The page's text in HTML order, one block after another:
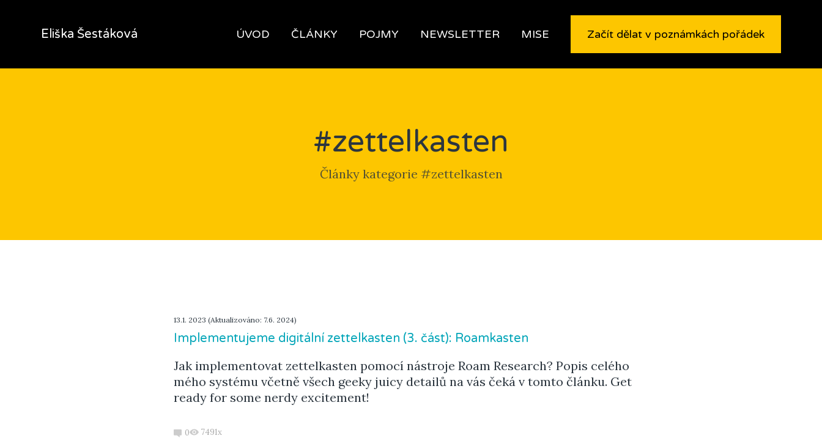
Eliška Šestáková ÚVOD ČLÁNKY POJMY NEWSLETTER MISE Začít dělat v poznámkách pořádek
#zettelkasten
Články kategorie #zettelkasten
13.1. 2023 (Aktualizováno: 7.6. 2024)
Implementujeme digitální zettelkasten (3. část): Roamkasten
Jak implementovat zettelkasten pomocí nástroje Roam Research? Popis celého
mého systému včetně všech geeky juicy detailů na vás čeká v tomto článku. Get
ready for some nerdy excitement!
0 7491x